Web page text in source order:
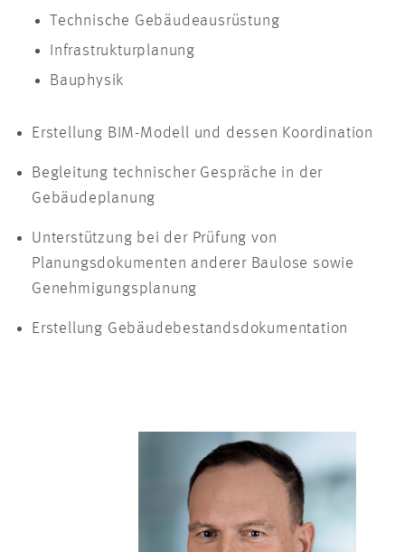
Technische Gebäudeausrüstung
Infrastrukturplanung
Bauphysik
Erstellung BIM-Modell und dessen Koordination
Begleitung technischer Gespräche in der
Gebäudeplanung
Unterstützung bei der Prüfung von
Planungsdokumenten anderer Baulose sowie
Genehmigungsplanung
Erstellung Gebäudebestandsdokumentation